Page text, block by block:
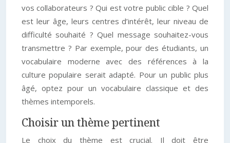
vos collaborateurs ? Qui est votre public cible ? Quel
est leur âge, leurs centres d’intérêt, leur niveau de
difficulté souhaité ? Quel message souhaitez-vous
transmettre ? Par exemple, pour des étudiants, un
vocabulaire moderne avec des références à la
culture populaire serait adapté. Pour un public plus
âgé, optez pour un vocabulaire classique et des
thèmes intemporels.
Choisir un thème pertinent
Le choix du thème est crucial. Il doit être